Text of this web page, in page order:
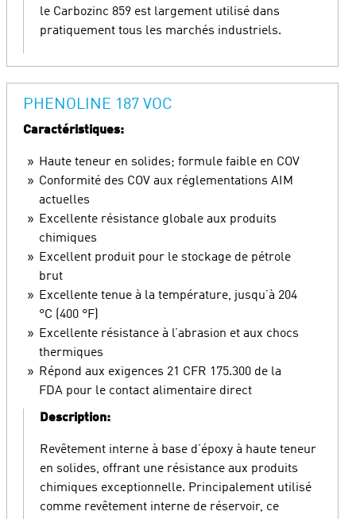
le Carbozinc 859 est largement utilisé dans
pratiquement tous les marchés industriels.
PHENOLINE 187 VOC
Caractéristiques:
Haute teneur en solides; formule faible en COV
Conformité des COV aux réglementations AIM
actuelles
Excellente résistance globale aux produits
chimiques
Excellent produit pour le stockage de pétrole
brut
Excellente tenue à la température, jusqu’à 204
°C (400 °F)
Excellente résistance à l’abrasion et aux chocs
thermiques
Répond aux exigences 21 CFR 175.300 de la
FDA pour le contact alimentaire direct
Description:
Revêtement interne à base d’époxy à haute teneur
en solides, offrant une résistance aux produits
chimiques exceptionnelle. Principalement utilisé
comme revêtement interne de réservoir, ce